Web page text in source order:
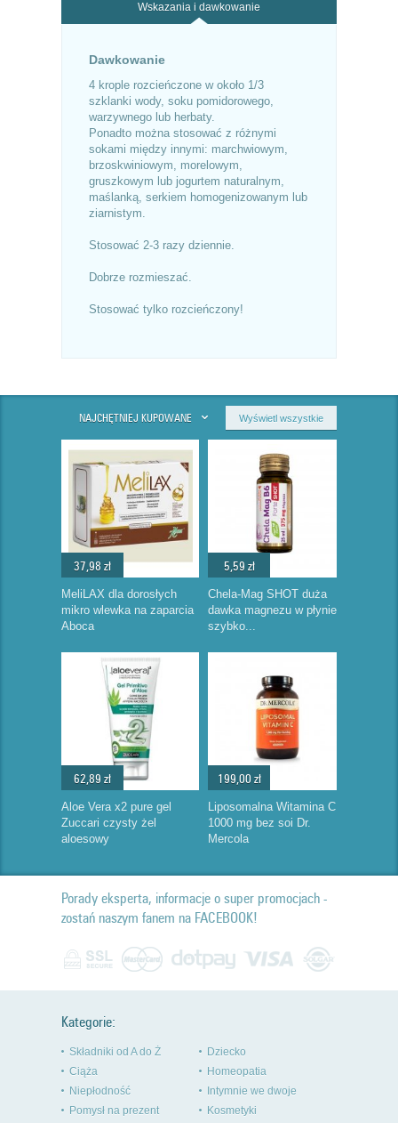
Wskazania i dawkowanie
Dawkowanie
4 krople rozcieńczone w około 1/3
szklanki wody, soku pomidorowego,
warzywnego lub herbaty.
Ponadto można stosować z różnymi
sokami między innymi: marchwiowym,
brzoskwiniowym, morelowym,
gruszkowym lub jogurtem naturalnym,
maślanką, serkiem homogenizowanym lub
ziarnistym.
Stosować 2-3 razy dziennie.
Dobrze rozmieszać.
Stosować tylko rozcieńczony!
NAJCHĘTNIEJ KUPOWANE Wyświetl wszystkie
37,98 zł
MeliLAX dla dorosłych
mikro wlewka na zaparcia
Aboca
5,59 zł
Chela-Mag SHOT duża
dawka magnezu w płynie
szybko...
62,89 zł
Aloe Vera x2 pure gel
Zuccari czysty żel
aloesowy
199,00 zł
Liposomalna Witamina C
1000 mg bez soi Dr.
Mercola
Porady eksperta, informacje o super promocjach -
zostań naszym fanem na FACEBOOK!
Kategorie:
Składniki od A do Ż
Ciąża
Niepłodność
Pomysł na prezent
Dziecko
Homeopatia
Intymnie we dwoje
Kosmetyki